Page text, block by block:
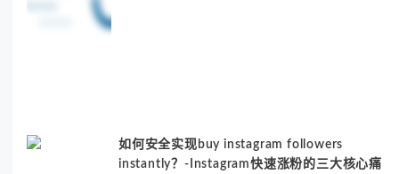
如何安全实现buy instagram followers
instantly？-Instagram快速涨粉的三大核心痛